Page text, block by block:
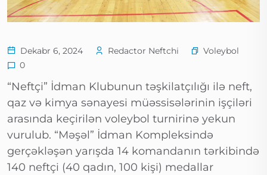
Dekabr 6, 2024 Redactor Neftchi
Voleybol
0
“Neftçi” İdman Klubunun təşkilatçılığı ilə neft,
qaz və kimya sənayesi müəssisələrinin işçiləri
arasında keçirilən voleybol turnirinə yekun
vurulub. “Məşəl” İdman Kompleksində
gerçəkləşən yarışda 14 komandanın tərkibində
140 neftçi (40 qadın, 100 kişi) medallar